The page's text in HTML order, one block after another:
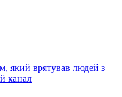
який врятував людей з
канал